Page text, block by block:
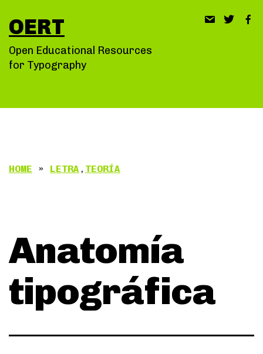
al
contenido
OERT
Open Educational Resources
for Typography
HOME » LETRA , TEORÍA
Anatomía
tipográfica